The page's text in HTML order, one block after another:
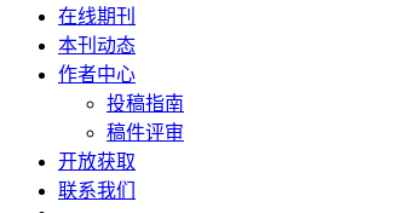
在线期刊
本刊动态
作者中心
投稿指南
稿件评审
开放获取
联系我们